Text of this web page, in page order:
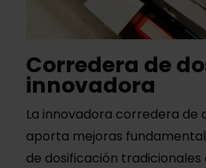
Corredera de
innovadora
La innovadora corredera de
aporta mejoras
de dosificación tradicionales